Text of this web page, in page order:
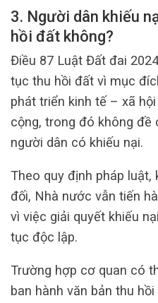
3. Người dân khiếu
hồi đất không?
Điều 87 Luật Đất đai
tục thu hồi đất vì mục
phát triển kinh tế – xã
cộng, trong đó không đề
người dân có khiếu nại.
Theo quy định pháp
đối, Nhà nước vẫn tiến
vì việc giải quyết khiếu
tục độc lập.
Trường hợp cơ quan có
ban hành văn bản thu